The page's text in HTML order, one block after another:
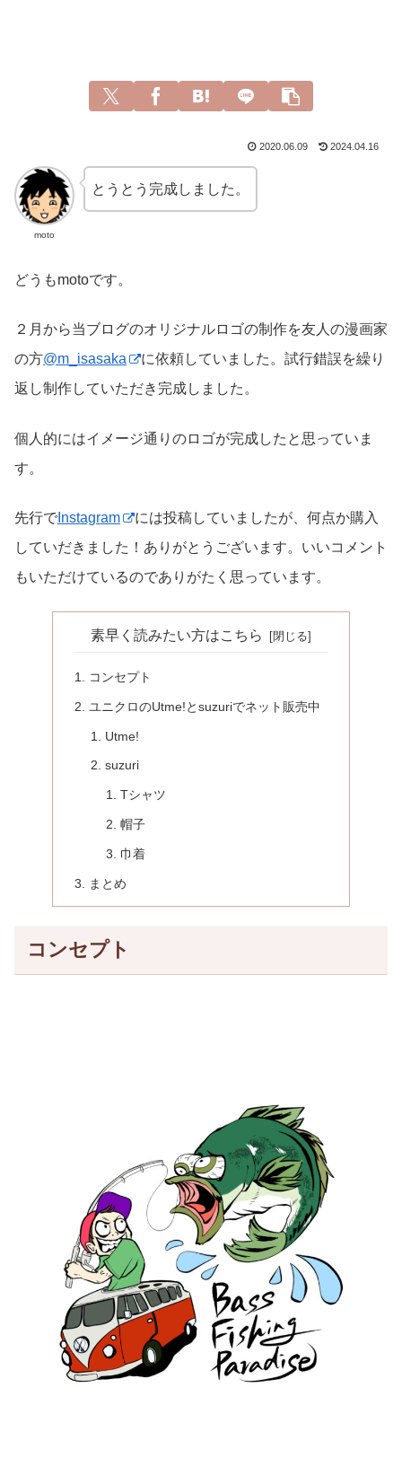
2020.06.09 2024.04.16
moto
とうとう完成しました。
どうもmotoです。
２月から当ブログのオリジナルロゴの制作を友人の漫画家
の方@m_isasaka
に依頼していました。試行錯誤を繰り
返し制作していただき完成しました。
個人的にはイメージ通りのロゴが完成したと思っていま
す。
先行で Instagram
には投稿していましたが、何点か購入
していだきました！ありがとうございます。いいコメント
もいただけているのでありがたく思っています。
素早く読みたい方はこちら
コンセプト
ユニクロのUtme!とsuzuriでネット販売中
Utme!
suzuri
Tシャツ
帽子
巾着
まとめ
コンセプト